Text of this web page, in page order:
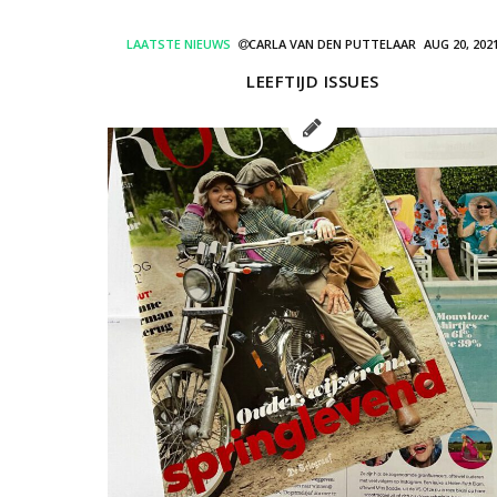
LAATSTE NIEUWS CARLA VAN DEN PUTTELAAR AUG 20,
LEEFTIJD ISSUES